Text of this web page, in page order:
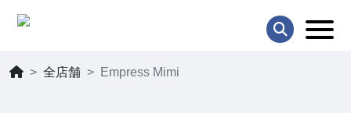
全店舗 Empress Mimi